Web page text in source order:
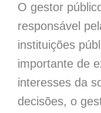
O gestor
responsável
instituições
importante de
interesses da
decisões, o